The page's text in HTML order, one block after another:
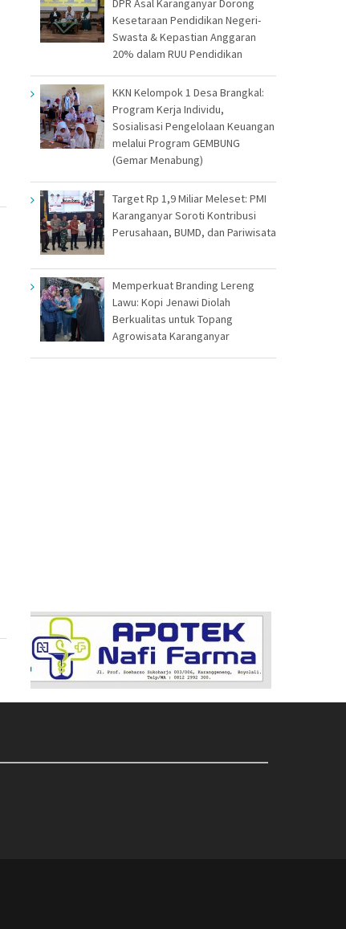
DPR Asal Karanganyar Dorong
Kesetaraan Pendidikan Negeri-
Swasta & Kepastian Anggaran
20% dalam RUU Pendidikan
KKN Kelompok 1 Desa Brangkal:
Program Kerja Individu,
Sosialisasi Pengelolaan Keuangan
melalui Program GEMBUNG
(Gemar Menabung)
Target Rp 1,9 Miliar Meleset: PMI
Karanganyar Soroti Kontribusi
Perusahaan, BUMD, dan Pariwisata
Memperkuat Branding Lereng
Lawu: Kopi Jenawi Diolah
Berkualitas untuk Topang
Agrowisata Karanganyar